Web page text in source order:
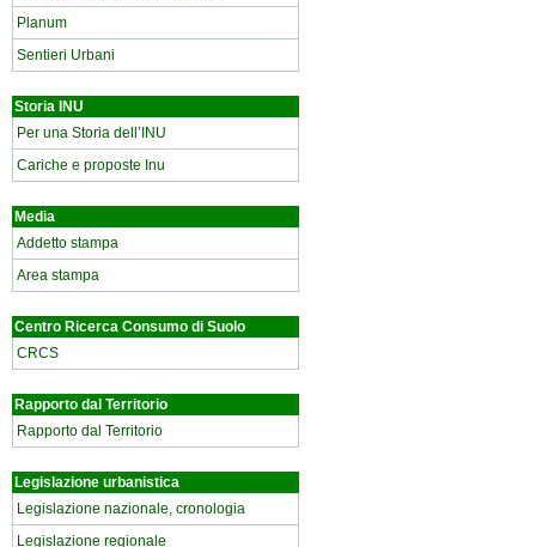
Planum
Sentieri Urbani
Storia INU
Per una Storia dell’INU
Cariche e proposte Inu
Media
Addetto stampa
Area stampa
Centro Ricerca Consumo di Suolo
CRCS
Rapporto dal Territorio
Rapporto dal Territorio
Legislazione urbanistica
Legislazione nazionale, cronologia
Legislazione regionale